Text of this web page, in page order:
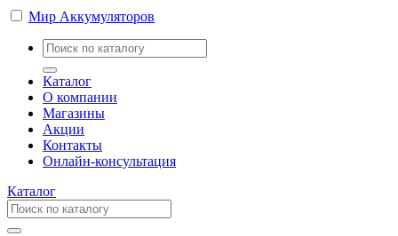
Мир Аккумуляторов
Каталог
О компании
Магазины
Акции
Контакты
Онлайн-консультация
Каталог